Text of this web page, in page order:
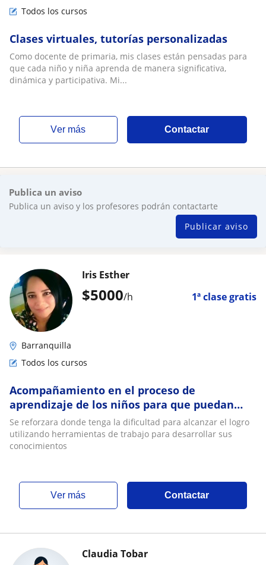
Todos los cursos
Clases virtuales, tutorías personalizadas
Como docente de primaria, mis clases están pensadas para
que cada niño y niña aprenda de manera significativa,
dinámica y participativa. Mi...
ver más Contactar
Publica un aviso
Publica un aviso y los profesores podrán contactarte
Publicar aviso
$5000/h 1ª clase gratis
Iris Esther
Barranquilla
Todos los cursos
Acompañamiento en el proceso de
aprendizaje de los niños para que puedan
alcanzar sus logros satisfactoriamente
Se reforzara donde tenga la dificultad para alcanzar el logro
utilizando herramientas de trabajo para desarrollar sus
conocimientos
ver más Contactar
Claudia Tobar